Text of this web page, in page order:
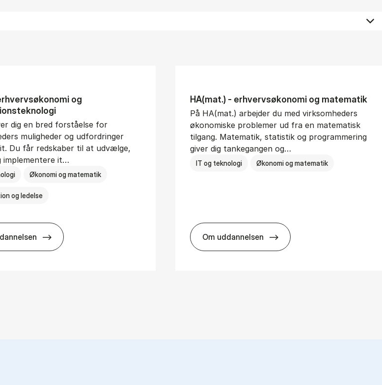
og
dig en bred forståelse for
muligheder og udfordringer
Du får redskaber til at udvælge,
implementere it…
Økonomi og matematik
og ledelse
HA(it.) - erhvervs­økonomi og informations­teknologi
HA(mat.) - erhvervs­økonomi og ma­te­ma­tik
På HA(mat.) arbejder du med virksomheders
økonomiske problemer ud fra en matematisk
tilgang. Matematik, statistik og programmering
giver dig tankegangen og…
IT og teknologi Økonomi og matematik
Om uddannelsen
HA(mat.) - erhvervs­økonomi og